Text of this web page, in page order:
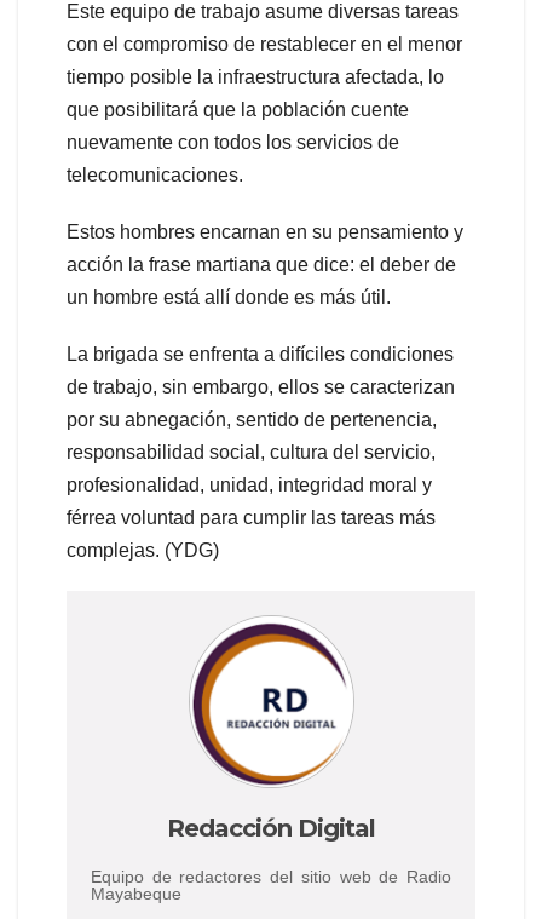
Este equipo de trabajo asume diversas tareas
con el compromiso de restablecer en el menor
tiempo posible la infraestructura afectada, lo
que posibilitará que la población cuente
nuevamente con todos los servicios de
telecomunicaciones.
Estos hombres encarnan en su pensamiento y
acción la frase martiana que dice: el deber de
un hombre está allí donde es más útil.
La brigada se enfrenta a difíciles condiciones
de trabajo, sin embargo, ellos se caracterizan
por su abnegación, sentido de pertenencia,
responsabilidad social, cultura del servicio,
profesionalidad, unidad, integridad moral y
férrea voluntad para cumplir las tareas más
complejas. (YDG)
Redacción Digital
Equipo de redactores del sitio web de Radio
Mayabeque